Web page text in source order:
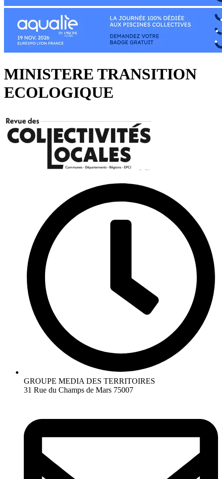
MINISTERE TRANSITION
ECOLOGIQUE
GROUPE MEDIA DES TERRITOIRES
31 Rue du Champs de Mars 75007